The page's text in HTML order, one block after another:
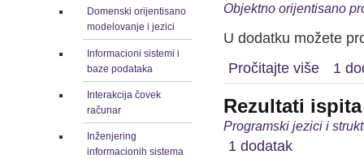
Domenski orijentisano
modelovanje i jezici
Informacioni sistemi i
baze podataka
Interakcija čovek
računar
Inženjering
informacionih sistema
Objektno orijentisano
U dodatku možete
Pročitajte više
1
Rezultati
Programski jezici i
1 dodatak